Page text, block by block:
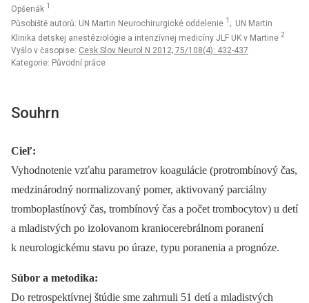
Opšenák 1
Působiště autorů: UN Martin Neurochirurgické oddelenie 1 ; UN Martin
Klinika detskej anestéziológie a intenzívnej medicíny JLF UK v Martine 2
Vyšlo v časopise: Cesk Slov Neurol N 2012; 75/108(4): 432-437
Kategorie: Původní práce
Souhrn
Cieľ:
Vyhodnotenie vzťahu parametrov koagulácie (protrombínový čas,
medzinárodný normalizovaný pomer, aktivovaný parciálny
tromboplastínový čas, trombínový čas a počet trombocytov) u detí
a mladistvých po izolovanom kraniocerebrálnom poranení
k neurologickému stavu po úraze, typu poranenia a prognóze.
Súbor a metodika:
Do retrospektívnej štúdie sme zahrnuli 51 detí a mladistvých